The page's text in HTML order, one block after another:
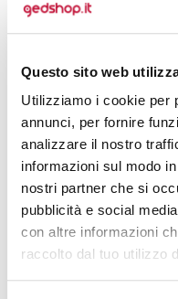
Questo sito web
Utilizziamo i cookie per
annunci, per fornire
analizzare il nostro
informazioni sul modo
nostri partner che si
pubblicità e social
con altre informazioni
raccolto dal tuo utilizzo
Prodotti